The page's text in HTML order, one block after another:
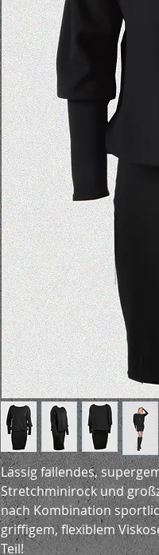
Lässig fallendes,
Stretchminirock und
nach Kombination
griffigem, flexiblem
Teil!